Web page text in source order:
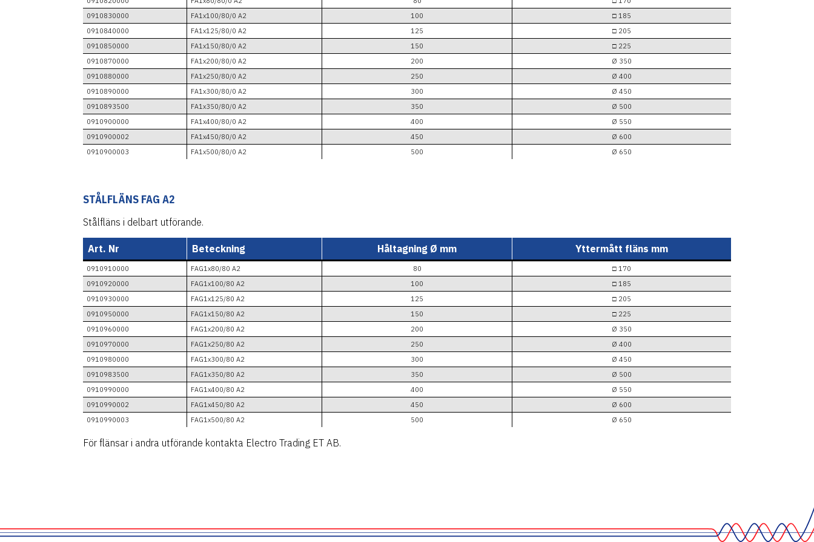
0910830000
FA1x100/80/0 A2 100
□ 185
0910840000
FA1x125/80/0 A2 125
□ 205
0910850000
FA1x150/80/0 A2 150
□ 225
0910870000
FA1x200/80/0 A2 200
Ø 350
0910880000
FA1x250/80/0 A2 250
Ø 400
0910890000
FA1x300/80/0 A2 300
Ø 450
0910893500
FA1x350/80/0 A2 350
Ø 500
0910900000
FA1x400/80/0 A2 400
Ø 550
0910900002
FA1x450/80/0 A2 450
Ø 600
0910900003
FA1x500/80/0 A2 500 Ø 650
STÅLFLÄNS FAG A2
Stålfläns i delbart utförande.
Art. Nr Beteckning Håltagning Ø mm Yttermått fläns mm
0910910000 FAG1x80/80 A2 80
□ 170
0910920000
FAG1x100/80 A2 100
□ 185
0910930000
FAG1x125/80 A2 125
□ 205
0910950000
FAG1x150/80 A2 150
□ 225
0910960000
FAG1x200/80 A2 200
Ø 350
0910970000
FAG1x250/80 A2 250
Ø 400
0910980000
FAG1x300/80 A2 300
Ø 450
0910983500
FAG1x350/80 A2 350
Ø 500
0910990000
FAG1x400/80 A2 400
Ø 550
0910990002
FAG1x450/80 A2 450
Ø 600
0910990003
FAG1x500/80 A2 500 Ø 650
För flänsar i andra utförande kontakta Electro Trading ET AB.